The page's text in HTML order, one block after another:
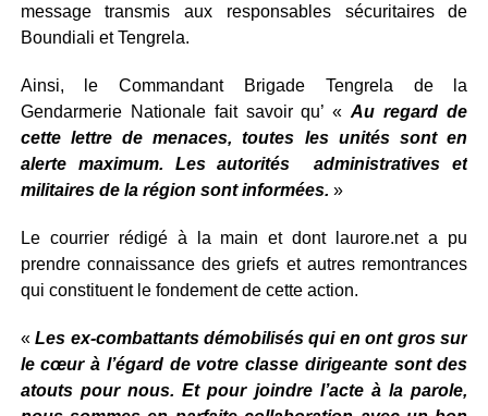
message transmis aux responsables sécuritaires de
Boundiali et Tengrela.
Ainsi, le Commandant Brigade Tengrela de la
Gendarmerie Nationale fait savoir qu’ «Au regard de
cette lettre de menaces, toutes les unités sont en
alerte maximum. Les autorités administratives et
militaires de la région sont informées. »
Le courrier rédigé à la main et dont laurore.net a pu
prendre connaissance des griefs et autres remontrances
qui constituent le fondement de cette action.
«Les ex-combattants démobilisés qui en ont gros sur
le cœur à l’égard de votre classe dirigeante sont des
atouts pour nous. Et pour joindre l’acte à la parole,